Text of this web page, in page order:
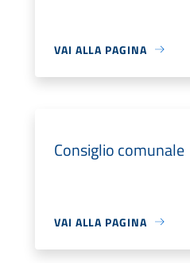
VAI ALLA PAGINA
Consiglio comunale
VAI ALLA PAGINA